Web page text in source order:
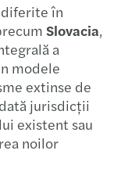
în
Slovacia,
a
modele
extinse de
jurisdicții
existent sau
noilor